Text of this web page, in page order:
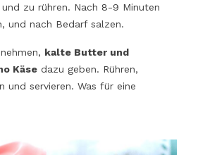
zu rühren. Nach 8-9 Minuten
und nach Bedarf salzen.
kalte Butter und
Käse dazu geben. Rühren,
und servieren. Was für eine